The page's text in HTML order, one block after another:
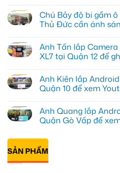
bình
luận
ở
lắp
Android
box
tại
Quận
1,
giải
trí
Chú Bảy độ bi gầm
Thủ Đức cần ánh
bình
luận
ở
độ
bi
gầm
cho
Ford
Everest
Đức
cần
ánh
sáng
Anh Tấn lắp
XL7 tại Quận 12 để
bình
luận
ở
lắp
Camera
hành
Suzuki
XL7
tại
Anh Kiên lắp
Quận 10 để xem
bình
luận
ở
Android
Box
cho
Anh Quang lắp
Quận Gò Vấp để
có
luận
ở
Anh
SẢN PHẨM